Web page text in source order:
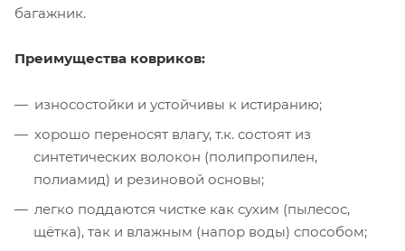
багажник.
Преимущества ковриков:
износостойки и устойчивы к истиранию;
хорошо переносят влагу, т.к. состоят из
синтетических волокон (полипропилен,
полиамид) и резиновой основы;
легко поддаются чистке как сухим (пылесос,
щётка), так и влажным (напор воды) способом;